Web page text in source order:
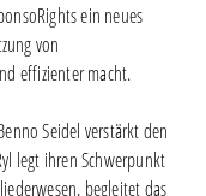
ein neues
von
effizienter macht.
Seidel verstärkt den
legt ihren Schwerpunkt
begleitet das